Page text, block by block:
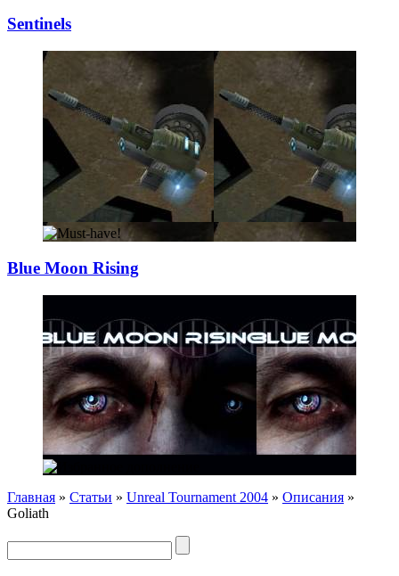
Sentinels
Blue Moon Rising
Главная » Статьи » Unreal Tournament 2004 » Описания »
Goliath